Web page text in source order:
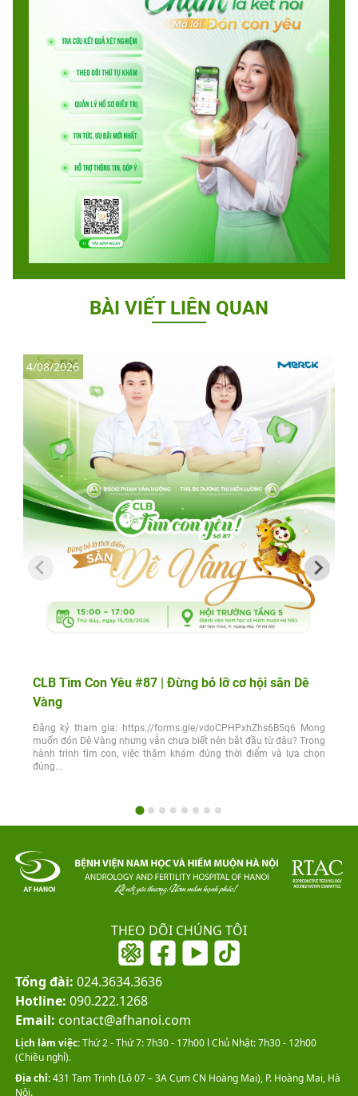
BÀI VIẾT LIÊN QUAN
CLB Tìm Con Yêu #87 | Đừng bỏ lỡ cơ hội săn Dê
Vàng
Đăng ký tham gia: https://forms.gle/vdoCPHPxhZhs6B5q6 Mong
muốn đón Dê Vàng nhưng vẫn chưa biết nên bắt đầu từ đâu? Trong
hành trình tìm con, việc thăm khám đúng thời điểm và lựa chọn
đúng...
4/08/2026
THEO DÕI CHÚNG TÔI
Tổng đài: 024.3634.3636
Hotline: 090.222.1268
Email: contact@afhanoi.com
Lịch làm việc:Thứ 2 - Thứ 7: 7h30 - 17h00 l Chủ Nhật: 7h30 - 12h00
(Chiều nghỉ).
Địa chỉ:431 Tam Trinh (Lô 07 – 3A Cụm CN Hoàng Mai), P. Hoàng Mai, Hà
Nội.